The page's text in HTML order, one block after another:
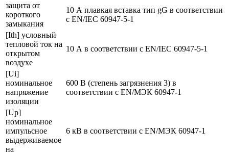
защита от
короткого
замыкания
10 А плавкая вставка тип gG в соответствии
с EN/IEC 60947-5-1
[Ith] условный
тепловой ток на
открытом
воздухе
10 А в соответствии с EN/IEC 60947-5-1
[Ui]
номинальное
напряжение
изоляции
600 В (степень загрязнения 3) в
соответствии с EN/МЭК 60947-1
[Up]
номинальное
импульсное
выдерживаемое
на
6 кВ в соответствии с EN/МЭК 60947-1